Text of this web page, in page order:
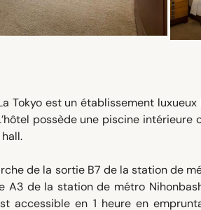
Tokyo est un établissement
possède une piscine
de la sortie B7 de la station de
A3 de la station de métro
accessible en 1 heure en